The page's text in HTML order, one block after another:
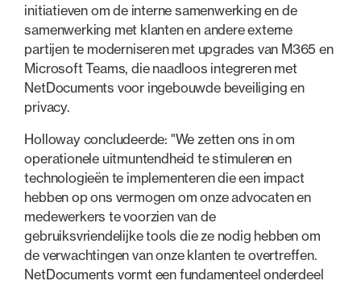
initiatieven om de interne samenwerking en de
samenwerking met klanten en andere externe
partijen te moderniseren met upgrades van M365 en
Microsoft Teams, die naadloos integreren met
NetDocuments voor ingebouwde beveiliging en
privacy.
Holloway concludeerde: "We zetten ons in om
operationele uitmuntendheid te stimuleren en
technologieën te implementeren die een impact
hebben op ons vermogen om onze advocaten en
medewerkers te voorzien van de
gebruiksvriendelijke tools die ze nodig hebben om
de verwachtingen van onze klanten te overtreffen.
NetDocuments vormt een fundamenteel onderdeel